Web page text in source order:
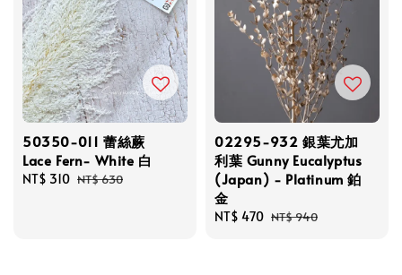
50350-011 蕾絲蕨
Lace Fern- White 白
Sale
NT$ 310 Regular
NT$ 630
02295-932 銀葉尤加
利葉 Gunny Eucalyptus
(Japan) - Platinum 鉑
金
Sale
NT$ 470 Regular
NT$ 940